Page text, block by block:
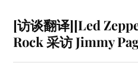
[访谈翻译][Led
Rock 采访 Jimmy